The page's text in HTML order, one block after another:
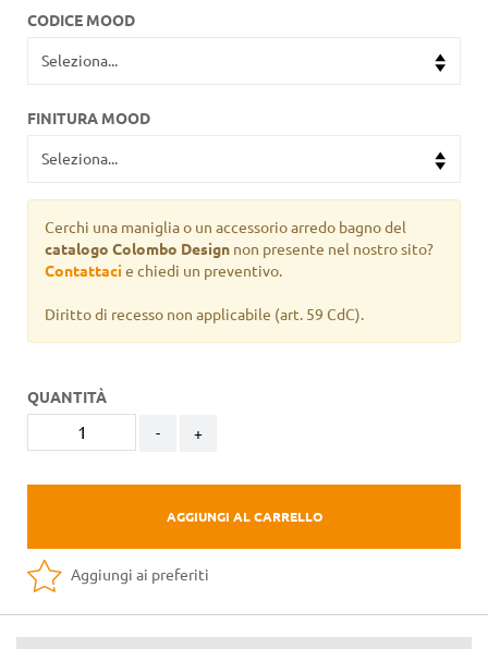
CODICE MOOD
FINITURA MOOD
Cerchi una maniglia o un accessorio arredo bagno del
catalogo Colombo Design non presente nel nostro sito?
Contattacie chiedi un preventivo.
Diritto di recesso non applicabile (art. 59 CdC).
QUANTITÀ
- +
AGGIUNGI AL CARRELLO
Aggiungi ai preferiti